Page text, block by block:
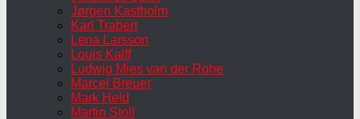
Jørgen Kastholm
Karl Trabert
Lena Larsson
Louis Kalff
Ludwig Mies van der Rohe
Marcel Breuer
Mark Held
Martin Stoll